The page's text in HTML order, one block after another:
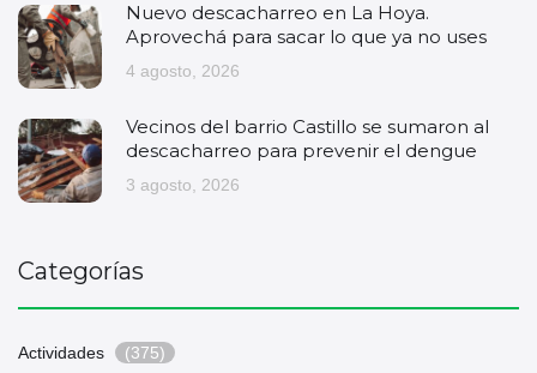
Nuevo descacharreo en La Hoya.
Aprovechá para sacar lo que ya no uses
4 agosto, 2026
Vecinos del barrio Castillo se sumaron al
descacharreo para prevenir el dengue
3 agosto, 2026
Categorías
Actividades (375)